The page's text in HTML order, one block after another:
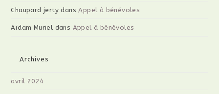
Chaupard jerty dansAppel à bénévoles
Aïdam Muriel dans Appel à bénévoles
Archives
avril 2024